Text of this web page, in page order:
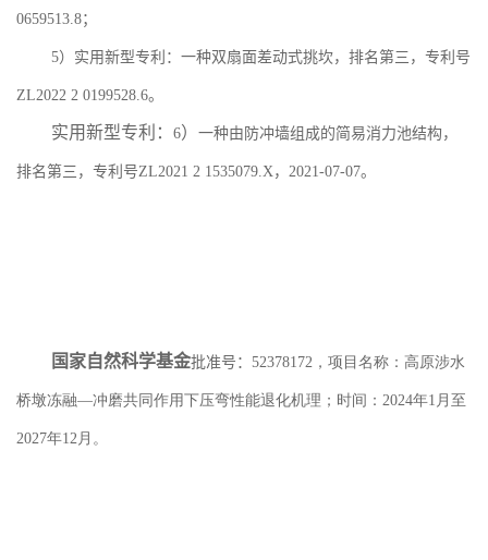
0659513.8；
5）实用新型专利：一种双扇面差动式挑坎，排名第三，专利号
ZL2022 2 0199528.6。
实用新型专利： 6） 一种由防冲墙组成的简易消力池结构，
排名第三，专利号ZL2021 2 1535079.X ， 2021-07-07。
国家自然科学基金批准号： 52378172 ，项目名称：高原涉水
桥墩冻融—冲磨共同作用下压弯性能退化机理；时间： 2024年1 月至
2027年12 月。